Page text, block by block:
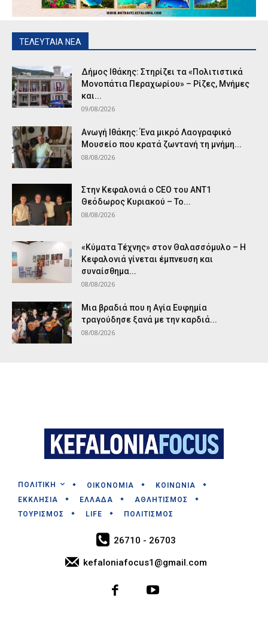
ΤΕΛΕΥΤΑΙΑ ΝΕΑ
Δήμος Ιθάκης: Στηρίζει τα «Πολιτιστικά
Μονοπάτια Περαχωρίου» – Ρίζες, Μνήμες
και...
09/08/2026
Ανωγή Ιθάκης: Ένα μικρό Λαογραφικό
Μουσείο που κρατά ζωντανή τη μνήμη...
08/08/2026
Στην Κεφαλονιά ο CEO του ANT1
Θεόδωρος Κυριακού – Το...
08/08/2026
«Κύματα Τέχνης» στον Θαλασσόμυλο – Η
Κεφαλονιά γίνεται έμπνευση και
συναίσθημα...
08/08/2026
Μια βραδιά που η Αγία Ευφημία
τραγούδησε ξανά με την καρδιά...
08/08/2026
ΠΟΛΙΤΙΚΗ ΟΙΚΟΝΟΜΙΑ
ΚΟΙΝΩΝΙΑ
ΕΚΚΛΗΣΙΑ
ΕΛΛΑΔΑ
ΑΘΛΗΤΙΣΜΟΣ
ΤΟΥΡΙΣΜΟΣ
LIFE ΠΟΛΙΤΙΣΜΟΣ
26710 - 26703
kefaloniafocus1@gmail.com